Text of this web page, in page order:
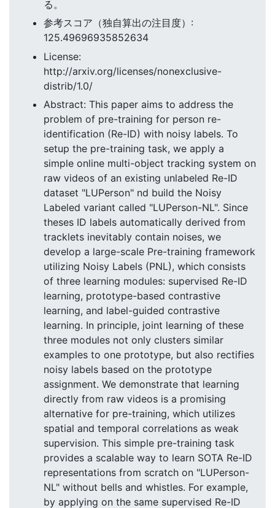
る。
参考スコア（独自算出の注目度）:
125.49696935852634
License:
http://arxiv.org/licenses/nonexclusive-
distrib/1.0/
Abstract: This paper aims to address the
problem of pre-training for person re-
identification (Re-ID) with noisy labels. To
setup the pre-training task, we apply a
simple online multi-object tracking system on
raw videos of an existing unlabeled Re-ID
dataset "LUPerson" nd build the Noisy
Labeled variant called "LUPerson-NL". Since
theses ID labels automatically derived from
tracklets inevitably contain noises, we
develop a large-scale Pre-training framework
utilizing Noisy Labels (PNL), which consists
of three learning modules: supervised Re-ID
learning, prototype-based contrastive
learning, and label-guided contrastive
learning. In principle, joint learning of these
three modules not only clusters similar
examples to one prototype, but also rectifies
noisy labels based on the prototype
assignment. We demonstrate that learning
directly from raw videos is a promising
alternative for pre-training, which utilizes
spatial and temporal correlations as weak
supervision. This simple pre-training task
provides a scalable way to learn SOTA Re-ID
representations from scratch on "LUPerson-
NL" without bells and whistles. For example,
by applying on the same supervised Re-ID